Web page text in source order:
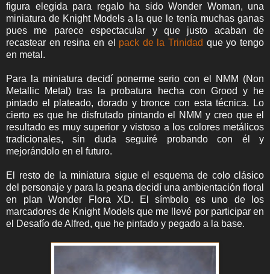
figura elegida para regalo ha sido Wonder Woman, una
miniatura de Knight Models a la que le tenía muchas ganas
pues me parece espectacular y que justo acaban de
recastear en resina en el pack de la Trinidad que yo tengo
en metal.
Para la miniatura decidí ponerme serio con el NMM (Non
Metallic Metal) tras la probatura hecha con Grood y he
pintado el plateado, dorado y bronce con esta técnica. Lo
cierto es que he disfrutado pintando el NMM y creo que el
resultado es muy superior y vistoso a los colores metálicos
tradicionales, sin duda seguiré probando con él y
mejorándolo en el futuro.
El resto de la miniatura sigue el esquema de colo clásico
del personaje y para la peana decidí una ambientación floral
en plan Wonder Flora XD. El símbolo es uno de los
marcadores de Knight Models que me llevé por participar en
el Desafío de Alfred, que he pintado y pegado a la base.